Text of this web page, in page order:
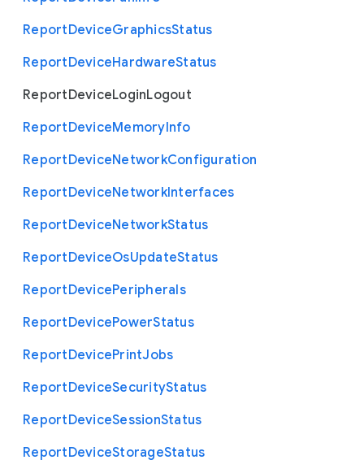
ReportDeviceGraphicsStatus
ReportDeviceHardwareStatus
ReportDeviceLoginLogout
ReportDeviceMemoryInfo
ReportDeviceNetworkConfiguration
ReportDeviceNetworkInterfaces
ReportDeviceNetworkStatus
ReportDeviceOsUpdateStatus
ReportDevicePeripherals
ReportDevicePowerStatus
ReportDevicePrintJobs
ReportDeviceSecurityStatus
ReportDeviceSessionStatus
ReportDeviceStorageStatus